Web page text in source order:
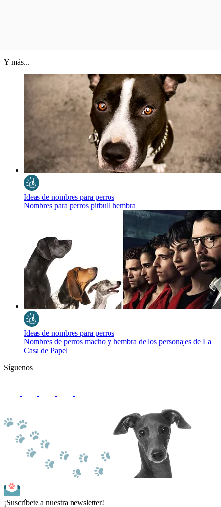
Y más...
Ideas de nombres para perros
Nombres para perros pitbull hembra
Ideas de nombres para perros
Nombres de perros macho y hembra de los personajes de La
Casa de Papel
Síguenos
¡Suscríbete a nuestra newsletter!